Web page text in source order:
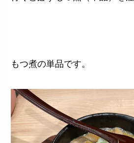
もつ煮の単品です。